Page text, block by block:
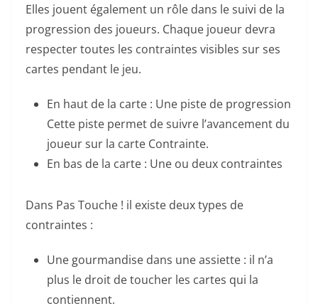
Elles jouent également un rôle dans le suivi de la
progression des joueurs. Chaque joueur devra
respecter toutes les contraintes visibles sur ses
cartes pendant le jeu.
En haut de la carte : Une piste de progression
Cette piste permet de suivre l’avancement du
joueur sur la carte Contrainte.
En bas de la carte : Une ou deux contraintes
Dans Pas Touche ! il existe deux types de
contraintes :
Une gourmandise dans une assiette : il n’a
plus le droit de toucher les cartes qui la
contiennent.